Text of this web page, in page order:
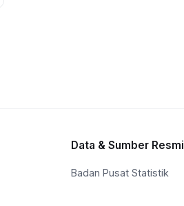
Data & Sumber Resmi
Badan Pusat Statistik